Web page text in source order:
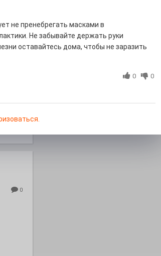
0
не пренебрегать масками в
Не забывайте держать руки
оставайтесь дома, чтобы не заразить
0 0